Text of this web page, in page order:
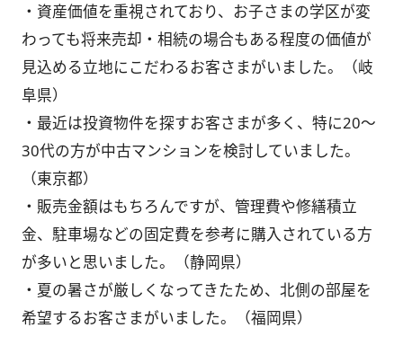
・資産価値を重視されており、お子さまの学区が変
わっても将来売却・相続の場合もある程度の価値が
見込める立地にこだわるお客さまがいました。（岐
阜県）
・最近は投資物件を探すお客さまが多く、特に20～
30代の方が中古マンションを検討していました。
（東京都）
・販売金額はもちろんですが、管理費や修繕積立
金、駐車場などの固定費を参考に購入されている方
が多いと思いました。（静岡県）
・夏の暑さが厳しくなってきたため、北側の部屋を
希望するお客さまがいました。（福岡県）